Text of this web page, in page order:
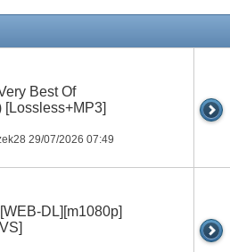
Best Of
[Lossless+MP3]
29/07/2026 07:49
DL][m1080p]